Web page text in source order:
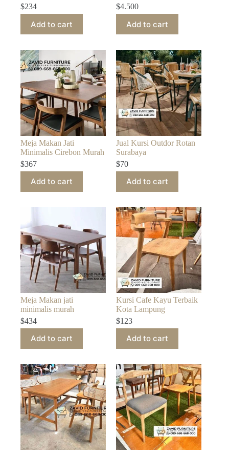
$234
Add to cart
$4.500
Add to cart
Meja Makan Jati
Minimalis Cirebon Murah
$367
Add to cart
Jual Kursi Outdor Rotan
Surabaya
$70
Add to cart
Meja Makan jati
minimalis murah
$434
Add to cart
Kursi Cafe Kayu Terbaik
Kota Lampung
$123
Add to cart